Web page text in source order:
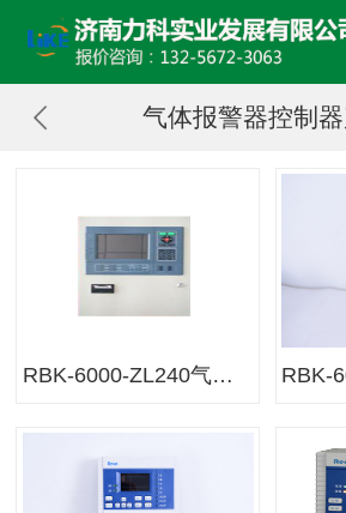
气体报警器控制
RBK-6000-ZL240气体控制器